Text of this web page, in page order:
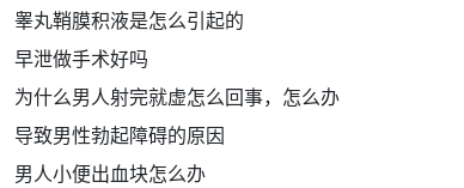
睾丸鞘膜积液是怎么引起的
早泄做手术好吗
为什么男人射完就虚怎么回事，怎么办
导致男性勃起障碍的原因
男人小便出血块怎么办